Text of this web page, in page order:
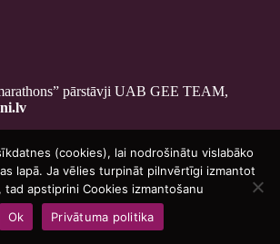
pārstāvji UAB GEE TEAM,
politika
© 2026 - Baltijasmaratoni.lv
(cookies), lai nodrošinātu vislabāko
lapā. Ja vēlies turpināt pilnvērtīgi izmantot
tad apstiprini Cookies izmantošanu
Ok
Privātuma politika